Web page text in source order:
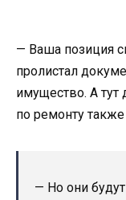
— Ваша позиция
пролистал
имущество. А тут
по ремонту
— Но они